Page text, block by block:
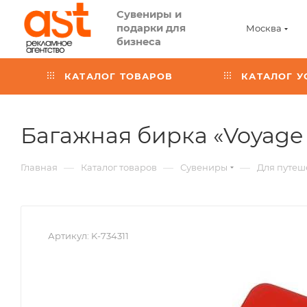
Сувениры и
подарки для
бизнеса
Москва
КАТАЛОГ ТОВАРОВ КАТАЛОГ
Багажная бирка «Voyage
Главная — Каталог товаров — Сувениры — Для
Артикул: K-734311